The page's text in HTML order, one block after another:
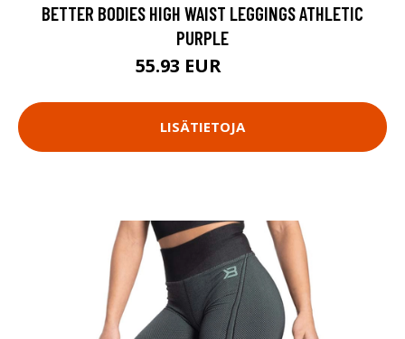
BETTER BODIES HIGH WAIST LEGGINGS ATHLETIC
PURPLE
55.93 EUR
LISÄTIETOJA